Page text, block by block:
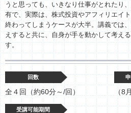
うと思っても、いきなり仕事がとれたり
有で、実際は、株式投資やアフィリエイ
終わってしまうケースが大半。講義では
えすると共に、自身が手を動かして考え
す。
回数
全４回（約60分～/回） （8
受講可能期間